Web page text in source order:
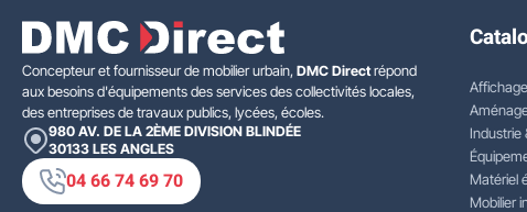
Concepteur et fournisseur de mobilier urbain, DMC Directrépond
aux besoins d'équipements des services des collectivités locales,
des entreprises de travaux publics, lycées, écoles.
980 AV. DE LA 2ÈME DIVISION BLINDÉE
30133 LES ANGLES
04 66 74 69 70
Industrie
Matériel
Mobilier